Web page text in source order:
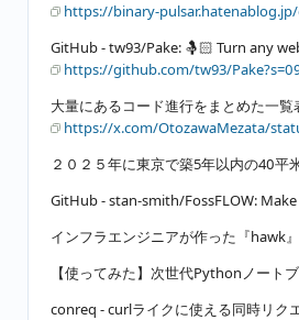
https://binary-
GitHub - tw93/Pake: 🤱🏻 Turn any
https://github.com/tw93/
大量にあるコード進行をまとめた一
https://x.com/OtozawaMezata/
２０２５年に東京で築5年以内の40
GitHub - stan-smith/FossFLOW:
インフラエンジニアが作った『hawk
【使ってみた】次世代Pythonノート
conreq - curlライクに使える同時リク